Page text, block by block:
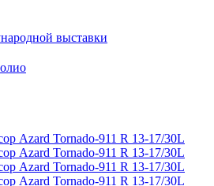
выставки